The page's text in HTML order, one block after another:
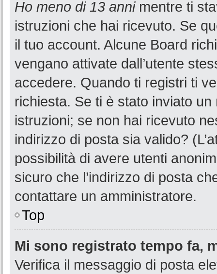
Ho meno di 13 annimentre ti
istruzioni che hai ricevuto. Se
il tuo account. Alcune Board
vengano attivate dall’utente
accedere. Quando ti registri ti
richiesta. Se ti è stato inviato
istruzioni; se non hai ricevuto
indirizzo di posta sia valido?
possibilità di avere utenti
sicuro che l’indirizzo di posta
contattare un amministratore.
Top
Mi sono registrato tempo fa,
Verifica il messaggio di posta